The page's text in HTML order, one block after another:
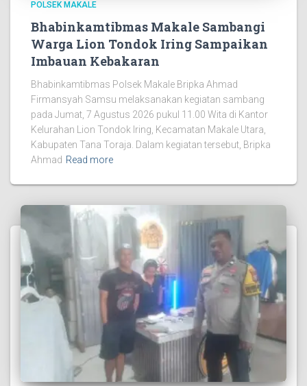
POLSEK MAKALE
Bhabinkamtibmas Makale Sambangi
Warga Lion Tondok Iring Sampaikan
Imbauan Kebakaran
Bhabinkamtibmas Polsek Makale Bripka Ahmad
Firmansyah Samsu melaksanakan kegiatan sambang
pada Jumat, 7 Agustus 2026 pukul 11.00 Wita di Kantor
Kelurahan Lion Tondok Iring, Kecamatan Makale Utara,
Kabupaten Tana Toraja. Dalam kegiatan tersebut, Bripka
Ahmad Read more